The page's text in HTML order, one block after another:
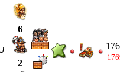
6
2